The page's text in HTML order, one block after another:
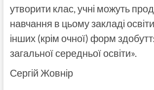
утворити клас, учні можуть
навчання в цьому закладі
інших (крім очної) форм
загальної середньої освіти».
Сергій Жовнір